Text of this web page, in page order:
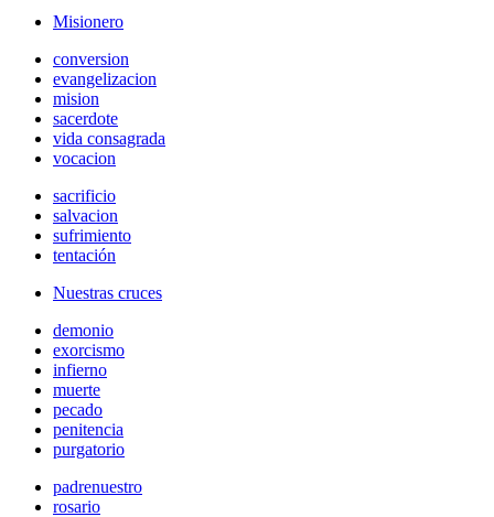
Misionero
conversion
evangelizacion
mision
sacerdote
vida consagrada
vocacion
sacrificio
salvacion
sufrimiento
tentación
Nuestras cruces
demonio
exorcismo
infierno
muerte
pecado
penitencia
purgatorio
padrenuestro
rosario